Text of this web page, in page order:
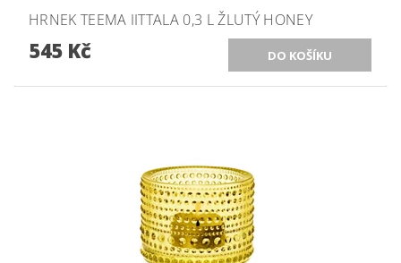
HRNEK TEEMA IITTALA 0,3 L ŽLUTÝ HONEY
545 Kč